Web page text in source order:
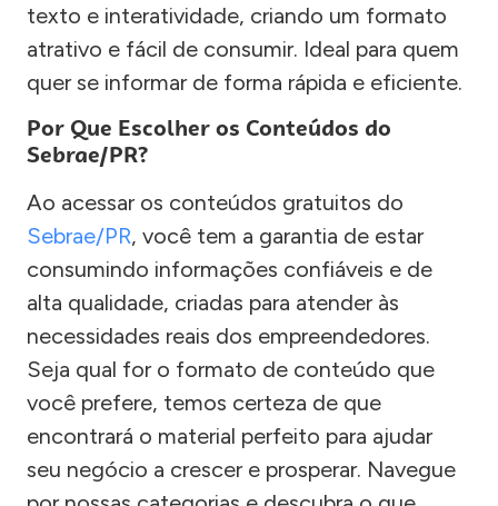
texto e interatividade, criando um formato
atrativo e fácil de consumir. Ideal para quem
quer se informar de forma rápida e eficiente.
Por Que Escolher os Conteúdos do
Sebrae/PR?
Ao acessar os conteúdos gratuitos do
Sebrae/PR, você tem a garantia de estar
consumindo informações confiáveis e de
alta qualidade, criadas para atender às
necessidades reais dos empreendedores.
Seja qual for o formato de conteúdo que
você prefere, temos certeza de que
encontrará o material perfeito para ajudar
seu negócio a crescer e prosperar. Navegue